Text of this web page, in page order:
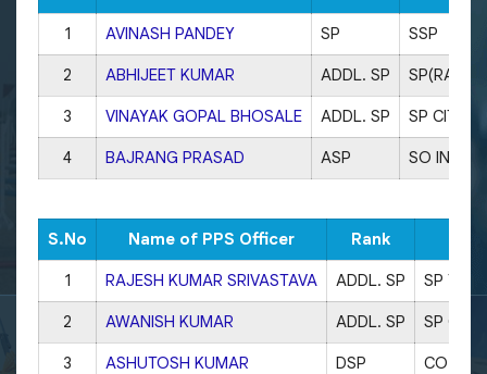
1 AVINASH PANDEY SP SSP
2 ABHIJEET KUMAR ADDL. SP SP(RA)
3 VINAYAK GOPAL BHOSALE ADDL. SP SP CITY
4 BAJRANG PRASAD ASP SO
S.No Name of PPS Officer Rank
1 RAJESH KUMAR SRIVASTAVA ADDL. SP SP
2 AWANISH KUMAR ADDL. SP SP
3 ASHUTOSH KUMAR DSP CO